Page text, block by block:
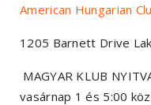
American Hungarian
1205 Barnett Drive
MAGYAR KLUB
vasárnap 1 és 5:00